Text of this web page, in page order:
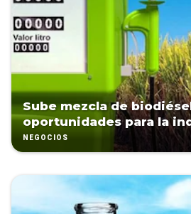
Sube mezcla de
oportunidades para la
NEGOCIOS